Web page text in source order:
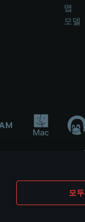
모
맵
모델
체가 게임 개발 후원
their respective owners.